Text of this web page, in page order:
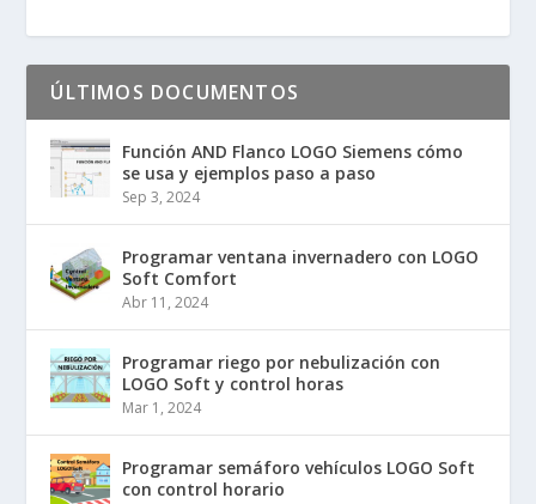
ÚLTIMOS DOCUMENTOS
Función AND Flanco LOGO Siemens cómo
se usa y ejemplos paso a paso
Sep 3, 2024
Programar ventana invernadero con LOGO
Soft Comfort
Abr 11, 2024
Programar riego por nebulización con
LOGO Soft y control horas
Mar 1, 2024
Programar semáforo vehículos LOGO Soft
con control horario